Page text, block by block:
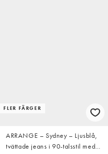
FLER FÄRGER
ARRANGE – Sydney – Ljusblå,
tvättade jeans i 90-talsstil med